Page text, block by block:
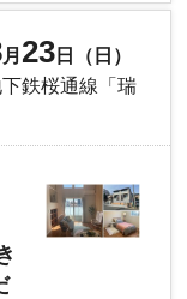
月 23 日（日）
鉄桜通線「瑞